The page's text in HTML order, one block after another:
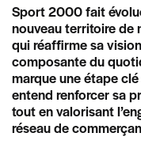
Sport 2000 fait
nouveau territoire de
qui réaffirme sa
composante du
marque une étape
entend renforcer sa
tout en valorisant
réseau de